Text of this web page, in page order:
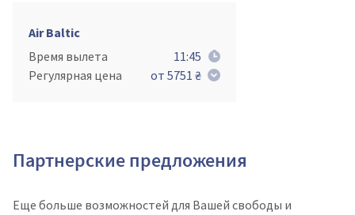
Air Baltic
Время вылета
11:45
Регулярная цена
от 5751 ₴
Партнерские предложения
Еще больше возможностей для Вашей свободы и